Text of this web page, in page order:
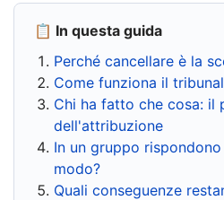
📋 In questa guida
Perché cancellare è la
Come funziona il
Chi ha fatto che cosa: il
dell'attribuzione
In un gruppo
modo?
Quali conseguenze